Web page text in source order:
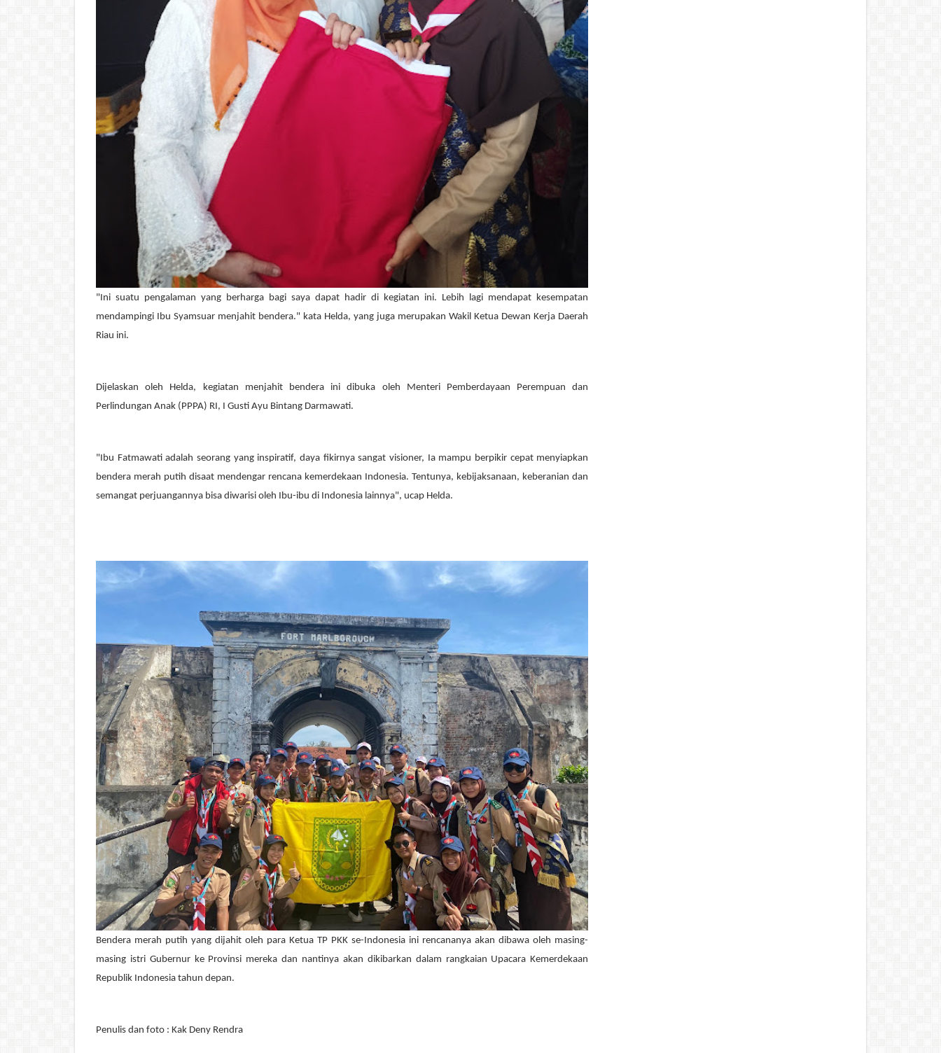
"Ini suatu pengalaman yang berharga bagi saya dapat hadir di kegiatan ini. Lebih lagi mendapat kesempatan
mendampingi Ibu Syamsuar menjahit bendera." kata Helda, yang juga merupakan Wakil Ketua Dewan Kerja Daerah
Riau ini.
Dijelaskan oleh Helda, kegiatan menjahit bendera ini dibuka oleh Menteri Pemberdayaan Perempuan dan
Perlindungan Anak (PPPA) RI, I Gusti Ayu Bintang Darmawati.
"Ibu Fatmawati adalah seorang yang inspiratif, daya fikirnya sangat visioner, Ia mampu berpikir cepat menyiapkan
bendera merah putih disaat mendengar rencana kemerdekaan Indonesia. Tentunya, kebijaksanaan, keberanian dan
semangat perjuangannya bisa diwarisi oleh Ibu-ibu di Indonesia lainnya", ucap Helda.
Bendera merah putih yang dijahit oleh para Ketua TP PKK se-Indonesia ini rencananya akan dibawa oleh masing-
masing istri Gubernur ke Provinsi mereka dan nantinya akan dikibarkan dalam rangkaian Upacara Kemerdekaan
Republik Indonesia tahun depan.
Penulis dan foto : Kak Deny Rendra